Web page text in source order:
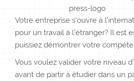
Votre entreprise s’ouvre à
pour un travail à l’étranger? Il est
puissiez démontrer votre
Vous voulez valider votre niveau
avant de partir à étudier dans un